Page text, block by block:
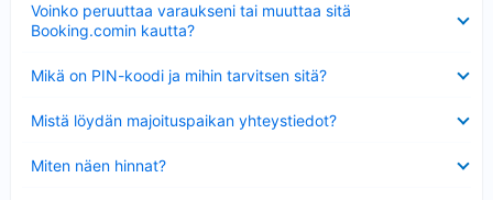
Voinko peruuttaa varaukseni tai muuttaa sitä
Booking.comin kautta?
Mikä on PIN-koodi ja mihin tarvitsen sitä?
Mistä löydän majoituspaikan yhteystiedot?
Miten näen hinnat?